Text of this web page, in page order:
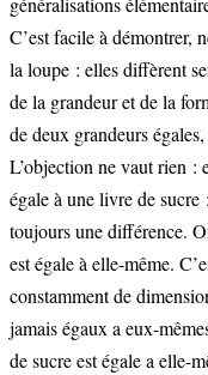
C’est facile à démontrer,
la loupe : elles diffèrent
de la grandeur et de la
de deux grandeurs
L’objection ne vaut rien :
égale à une livre de sucre
toujours une différence.
est égale à elle-même.
constamment de
jamais égaux a eux-
de sucre est égale a elle-